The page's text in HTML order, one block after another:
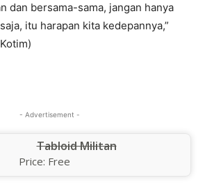
dan bersama-sama, jangan hanya
itu harapan kita kedepannya,”
- Advertisement -
Tabloid Militan
Price: Free